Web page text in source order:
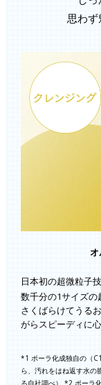
思わ
オ
日本初の超微粒子
数千分の1サイズの
さくばらけてうる
がらスピーディに
*1 ポーラ化成独自の（
ら、汚れをはね返す水の